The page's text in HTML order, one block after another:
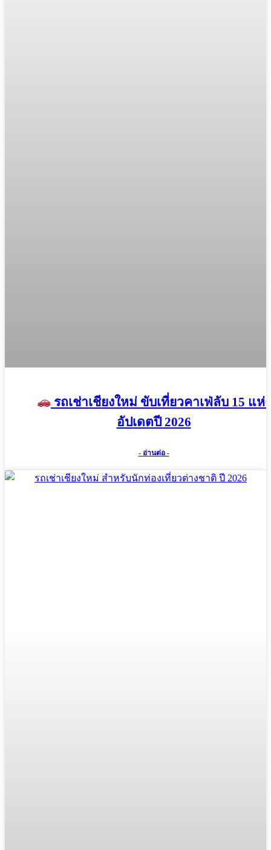
รถเช่าเชียงใหม่ ขับเที่ยวคาเฟ่ลับ 15 แห่ง
อัปเดตปี 2026
- อ่านต่อ -